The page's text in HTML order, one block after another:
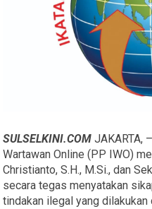
SULSELKINI.COM JAKARTA,
Wartawan Online (PP IWO)
Christianto, S.H., M.Si., dan
secara tegas menyatakan
tindakan ilegal yang